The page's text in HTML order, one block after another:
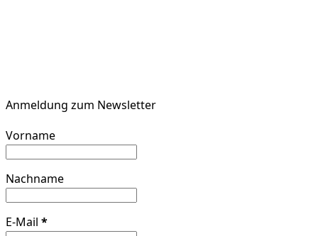
Anmeldung zum Newsletter
Vorname
Nachname
E-Mail *